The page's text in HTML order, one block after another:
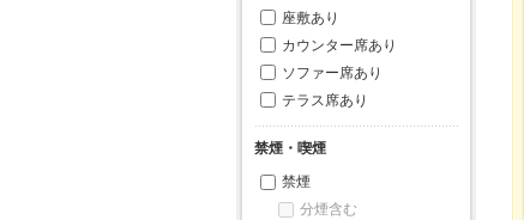
座敷あり
カウンター席あり
ソファー席あり
テラス席あり
禁煙・喫煙
禁煙
分煙含む